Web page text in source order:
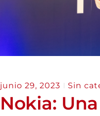
junio 29, 2023 Sin
Nokia: